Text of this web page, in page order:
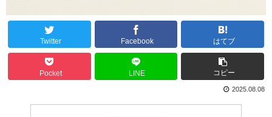
Twitter Facebook はてブ
Pocket LINE コピー
2025.08.08